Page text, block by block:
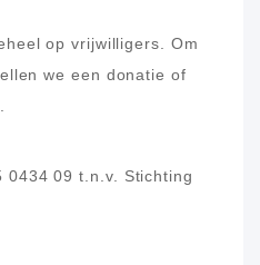
op vrijwilligers.
Om
we een donatie of
0434 09 t.n.v. Stichting